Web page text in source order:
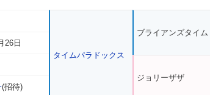
26日
(招待)
タイムパラドックス
ブライアンズタイム
ジョリーザザ